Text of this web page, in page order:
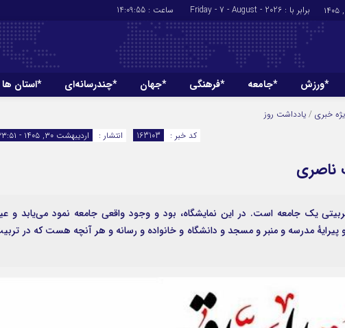
برابر با : Friday - 7 - August - 2026 ساعت : 14:09:55
*ورزش *جامعه *فرهنگی *جهان *چندرسانه‌ای *استان ها
رهبر انقلاب
احزاب و تشکلها
بانک ها
اخبار بورس
ارتباطات و
خبری / یادداشت روز
انتشار :
اردیبهشت ۳۰, ۱۴۰۵ - ۲۳:۵۱ کد خبر : 163103
ناصری
یک جامعه است. در این نمایشگاه، بود و وجود واقعی جامعه نمود می‌یابد و
پیرایهٔ مدرسه و منبر و مسجد و دانشگاه و خانواده و رسانه و هر آنچه هست که در